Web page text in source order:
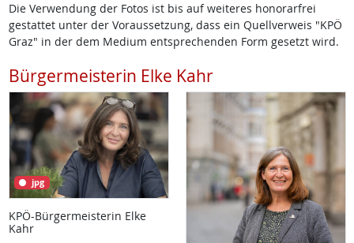
Die Verwendung der Fotos ist bis auf weiteres honorarfrei
gestattet unter der Voraussetzung, dass ein Quellverweis "KPÖ
Graz" in der dem Medium entsprechenden Form gesetzt wird.
Bürgermeisterin Elke Kahr
jpg
KPÖ-Bürgermeisterin Elke
Kahr